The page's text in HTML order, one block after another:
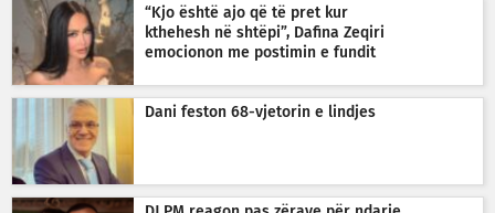
“Kjo është ajo që të pret kur
kthehesh në shtëpi”, Dafina Zeqiri
emocionon me postimin e fundit
Dani feston 68-vjetorin e lindjes